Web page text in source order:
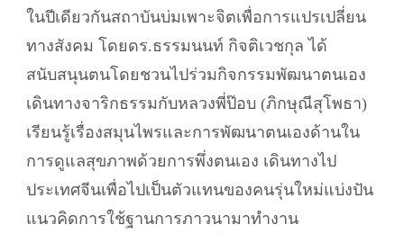
ในปีเดียวกันสถาบันบ่มเพาะจิตเพื่อการแปรเปลี่ยน
ทางสังคม โดยดร.ธรรมนนท์ กิจติเวชกุล ได้
สนับสนุนตนโดยชวนไปร่วมกิจกรรมพัฒนาตนเอง
เดินทางจาริกธรรมกับหลวงพี่ป๊อบ (ภิกษุณีสุโพธา)
เรียนรู้เรื่องสมุนไพรและการพัฒนาตนเองด้านใน
การดูแลสุขภาพด้วยการพึ่งตนเอง เดินทางไป
ประเทศจีนเพื่อไปเป็นตัวแทนของคนรุ่นใหม่แบ่งปัน
แนวคิดการใช้ฐานการภาวนามาทำงาน